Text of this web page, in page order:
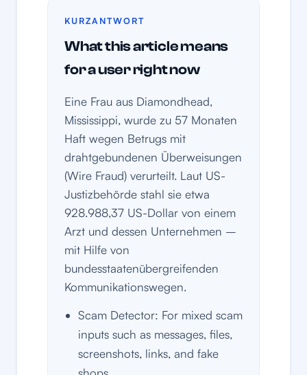
KURZANTWORT
What this article means
for a user right now
Eine Frau aus Diamondhead,
Mississippi, wurde zu 57 Monaten
Haft wegen Betrugs mit
drahtgebundenen Überweisungen
(Wire Fraud) verurteilt. Laut US-
Justizbehörde stahl sie etwa
928.988,37 US-Dollar von einem
Arzt und dessen Unternehmen –
mit Hilfe von
bundesstaatenübergreifenden
Kommunikationswegen.
Scam Detector: For mixed scam
inputs such as messages, files,
screenshots, links, and fake